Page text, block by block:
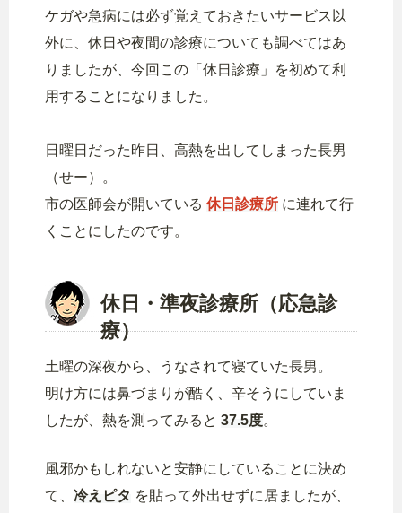
ケガや急病には必ず覚えておきたいサービス以
外に、休日や夜間の診療についても調べてはあ
りましたが、今回この「休日診療」を初めて利
用することになりました。
日曜日だった昨日、高熱を出してしまった長男
（せー）。
市の医師会が開いている 休日診療所 に連れて行
くことにしたのです。
休日・準夜診療所（応急診
療）
土曜の深夜から、うなされて寝ていた長男。
明け方には鼻づまりが酷く、辛そうにしていま
したが、熱を測ってみると 37.5度。
風邪かもしれないと安静にしていることに決め
て、 冷えピタ を貼って外出せずに居ましたが、